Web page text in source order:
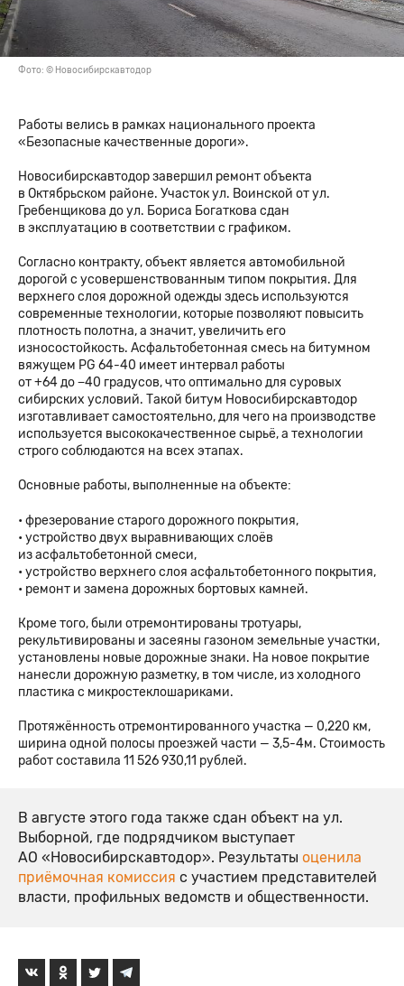
Фото: © Новосибирскавтодор
Работы велись в рамках национального проекта
«Безопасные качественные дороги».
Новосибирскавтодор завершил ремонт объекта
в Октябрьском районе. Участок ул. Воинской от ул.
Гребенщикова до ул. Бориса Богаткова сдан
в эксплуатацию в соответствии с графиком.
Согласно контракту, объект является автомобильной
дорогой с усовершенствованным типом покрытия. Для
верхнего слоя дорожной одежды здесь используются
современные технологии, которые позволяют повысить
плотность полотна, а значит, увеличить его
износостойкость. Асфальтобетонная смесь на битумном
вяжущем PG 64-40 имеет интервал работы
от +64 до −40 градусов, что оптимально для суровых
сибирских условий. Такой битум Новосибирскавтодор
изготавливает самостоятельно, для чего на производстве
используется высококачественное сырьё, а технологии
строго соблюдаются на всех этапах.
Основные работы, выполненные на объекте:
• фрезерование старого дорожного покрытия,
• устройство двух выравнивающих слоёв
из асфальтобетонной смеси,
• устройство верхнего слоя асфальтобетонного покрытия,
• ремонт и замена дорожных бортовых камней.
Кроме того, были отремонтированы тротуары,
рекультивированы и засеяны газоном земельные участки,
установлены новые дорожные знаки. На новое покрытие
нанесли дорожную разметку, в том числе, из холодного
пластика с микростеклошариками.
Протяжённость отремонтированного участка — 0,220 км,
ширина одной полосы проезжей части — 3,5-4м. Стоимость
работ составила 11 526 930,11 рублей.
В августе этого года также сдан объект на ул.
Выборной, где подрядчиком выступает
АО «Новосибирскавтодор». Результаты оценила
приёмочная комиссия с участием представителей
власти, профильных ведомств и общественности.